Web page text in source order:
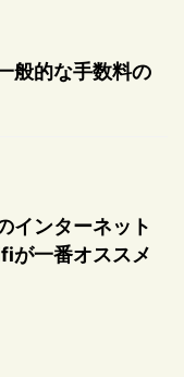
般的な手数料の
インターネット
が一番オススメ